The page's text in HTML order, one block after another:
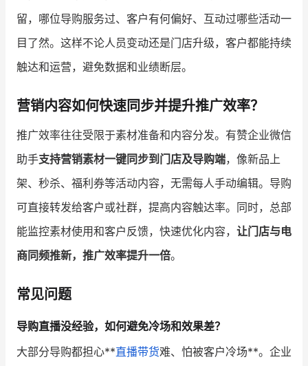
留，哪位导购服务过、客户有何偏好、互动过哪些活动一
目了然。这样不论人员变动还是门店升级，客户都能持续
触达和运营，避免数据和业绩断层。
营销内容如何快速同步并提升推广效率？
推广效率往往受限于素材准备和内容分发。有赞企业微信
助手支持营销素材一键同步到门店及导购端，像新品上
架、秒杀、福利券等活动内容，无需每人手动编辑。导购
可直接转发给客户或社群，提高内容触达率。同时，总部
能监控素材使用和客户反馈，快速优化内容， 让门店与电
商同频推新，推广效率提升一倍。
常见问题
导购直播没经验，如何避免冷场和效果差？
大部分导购都担心**直播带货难、怕被客户冷场**。企业